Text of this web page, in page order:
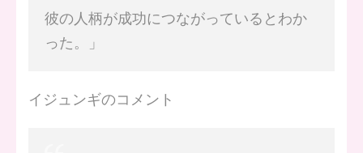
彼の人柄が成功につながっているとわか
った。」
イジュンギのコメント